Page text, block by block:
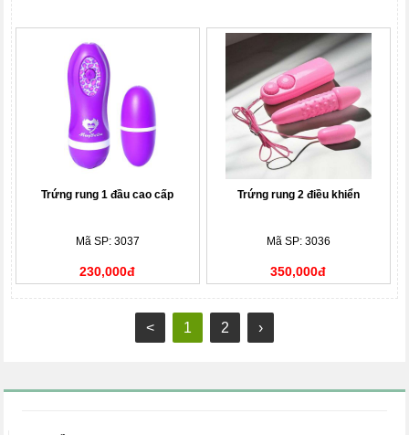
Trứng rung 1 đầu cao cấp
Mã SP: 3037
230,000đ
Trứng rung 2 điều khiển
Mã SP: 3036
350,000đ
< 1 2 ›